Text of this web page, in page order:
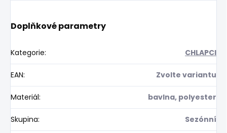
Doplňkové parametry
Kategorie: CHLAPCI
EAN: Zvolte variantu
Materiál: bavlna, polyester
Skupina: Sezónní